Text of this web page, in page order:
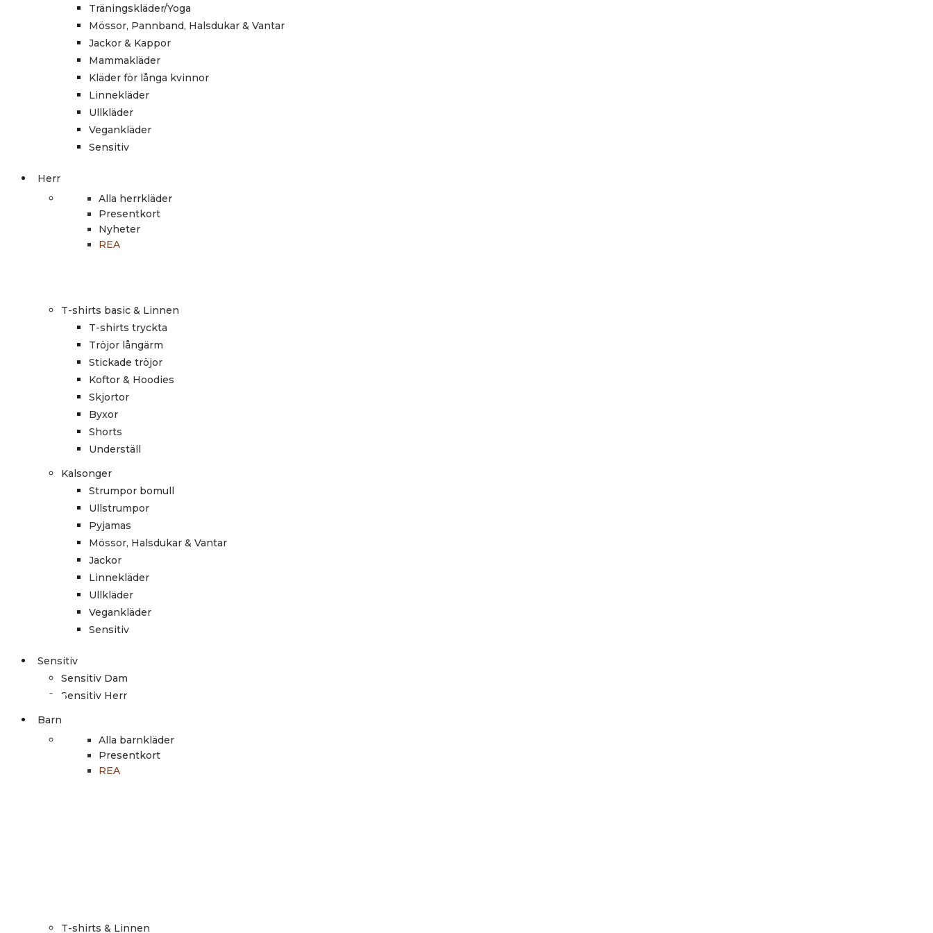
Träningskläder/Yoga
Mössor, Pannband, Halsdukar & Vantar
Jackor & Kappor
Mammakläder
Kläder för långa kvinnor
Linnekläder
Ullkläder
Vegankläder
Sensitiv
Herr
Alla herrkläder
Presentkort
Nyheter
REA
T-shirts basic & Linnen
T-shirts tryckta
Tröjor långärm
Stickade tröjor
Koftor & Hoodies
Skjortor
Byxor
Shorts
Underställ
Kalsonger
Strumpor bomull
Ullstrumpor
Pyjamas
Mössor, Halsdukar & Vantar
Jackor
Linnekläder
Ullkläder
Vegankläder
Sensitiv
Sensitiv
Sensitiv Dam
Sensitiv Herr
Barn
Alla barnkläder
Presentkort
REA
T-shirts & Linnen